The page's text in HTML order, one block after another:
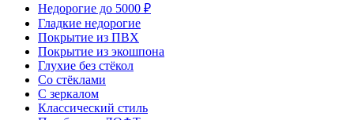
Недорогие до 5000 ₽
Гладкие недорогие
Покрытие из ПВХ
Покрытие из экошпона
Глухие без стёкол
Со стёклами
С зеркалом
Классический стиль